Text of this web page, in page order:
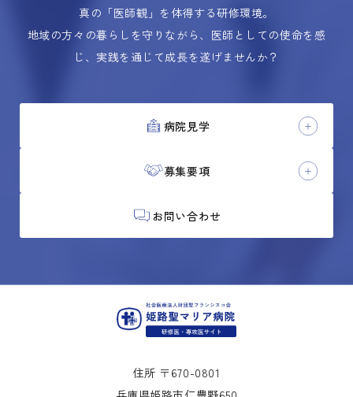
真の「医師観」を体得する研修環境。
地域の方々の暮らしを守りながら、医師としての使命を感
じ、実践を通じて成長を遂げませんか？
病院見学
募集要項
お問い合わせ
住所 〒670-0801